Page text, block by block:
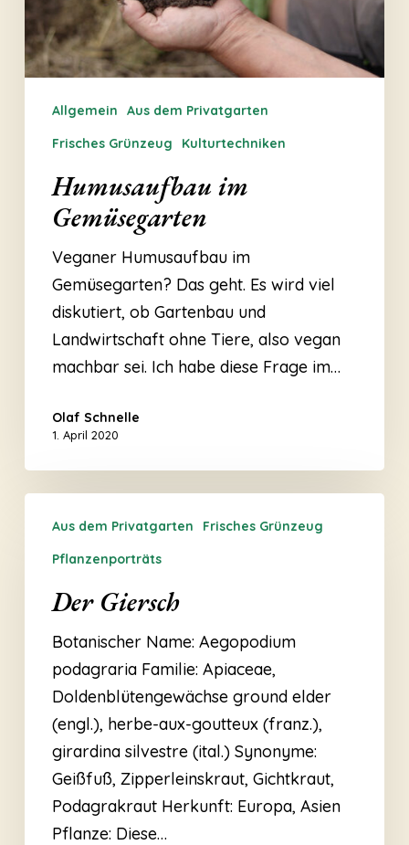
Allgemein
Aus dem Privatgarten
Frisches Grünzeug
Kulturtechniken
Humusaufbau im
Gemüsegarten
Veganer Humusaufbau im
Gemüsegarten? Das geht. Es wird viel
diskutiert, ob Gartenbau und
Landwirtschaft ohne Tiere, also vegan
machbar sei. Ich habe diese Frage im…
Olaf Schnelle
1. April 2020
Giersch
Aus dem Privatgarten
Frisches Grünzeug
Pflanzenporträts
Der Giersch
Botanischer Name: Aegopodium
podagraria Familie: Apiaceae,
Doldenblütengewächse ground elder
(engl.), herbe-aux-goutteux (franz.),
girardina silvestre (ital.) Synonyme:
Geißfuß, Zipperleinskraut, Gichtkraut,
Podagrakraut Herkunft: Europa, Asien
Pflanze: Diese…